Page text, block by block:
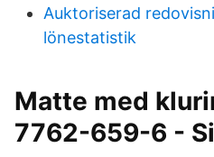
Auktoriserad
lönestatistik
Matte med
7762-659-6 -